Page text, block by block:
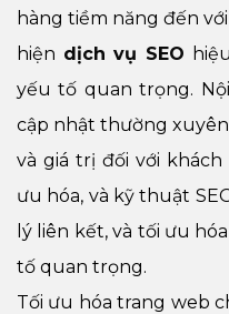
hàng tiềm năng đến
hiện dịch vụ SEO
yếu tố quan trọng.
cập nhật thường
và giá trị đối với
ưu hóa, và kỹ thuật
lý liên kết, và tối ưu
tố quan trọng.
Tối ưu hóa trang web